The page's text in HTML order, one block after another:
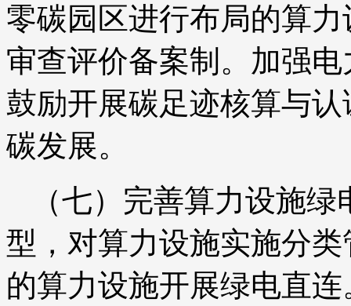
零碳园区进行布局的算
审查评价备案制。加强
鼓励开展碳足迹核算与
碳发展。
（七）完善算力设施
型，对算力设施实施分
的算力设施开展绿电直